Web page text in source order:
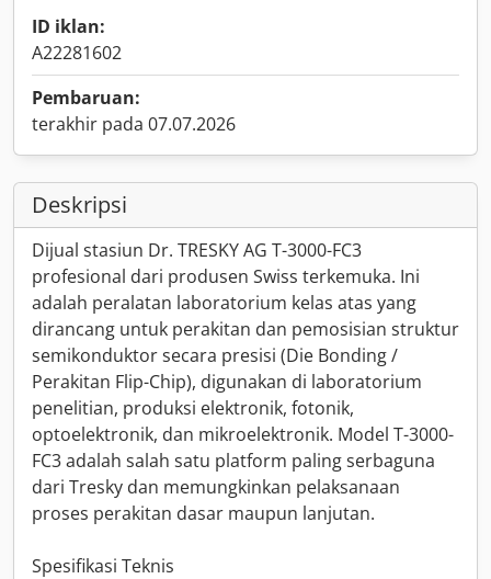
ID iklan:
A22281602
Pembaruan:
terakhir pada 07.07.2026
Deskripsi
Dijual stasiun Dr. TRESKY AG T-3000-FC3
profesional dari produsen Swiss terkemuka. Ini
adalah peralatan laboratorium kelas atas yang
dirancang untuk perakitan dan pemosisian struktur
semikonduktor secara presisi (Die Bonding /
Perakitan Flip-Chip), digunakan di laboratorium
penelitian, produksi elektronik, fotonik,
optoelektronik, dan mikroelektronik. Model T-3000-
FC3 adalah salah satu platform paling serbaguna
dari Tresky dan memungkinkan pelaksanaan
proses perakitan dasar maupun lanjutan.
Spesifikasi Teknis